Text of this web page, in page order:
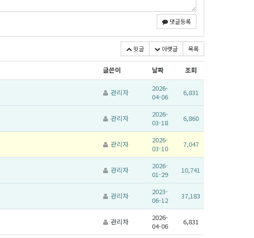
댓글등록
윗글 아랫글 목록
글쓴이 날짜 조회
관리자
2026-
04-06
6,831
관리자
2026-
03-18
6,860
관리자
2026-
03-10
7,047
관리자
2026-
01-29
10,741
관리자
2023-
06-12
37,183
관리자
2026-
04-06
6,831